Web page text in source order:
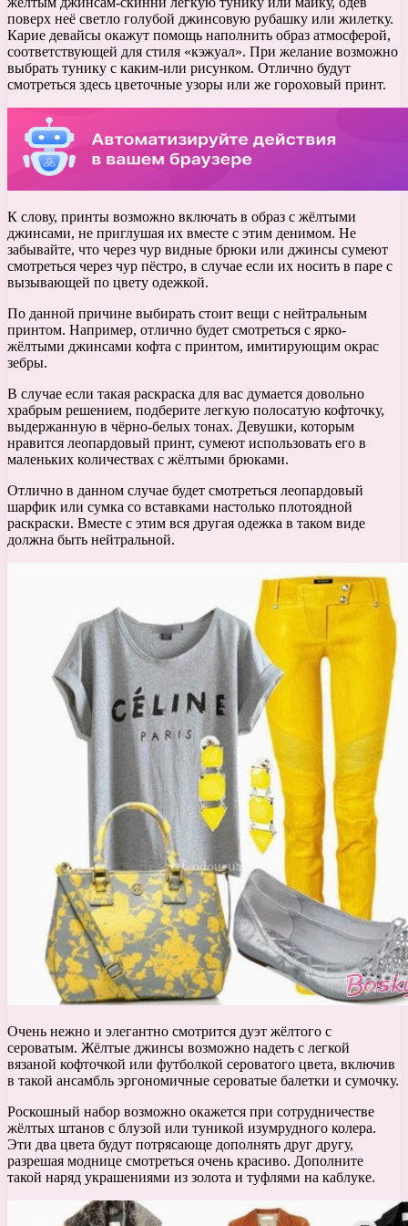
поверх неё светло голубой джинсовую рубашку или жилетку.
Карие девайсы окажут помощь наполнить образ атмосферой,
соответствующей для стиля «кэжуал». При желание возможно
выбрать тунику с каким-или рисунком. Отлично будут
смотреться здесь цветочные узоры или же гороховый принт.
К слову, принты возможно включать в образ с жёлтыми
джинсами, не приглушая их вместе с этим денимом. Не
забывайте, что через чур видные брюки или джинсы сумеют
смотреться через чур пёстро, в случае если их носить в паре с
вызывающей по цвету одежкой.
По данной причине выбирать стоит вещи с нейтральным
принтом. Например, отлично будет смотреться с ярко-
жёлтыми джинсами кофта с принтом, имитирующим окрас
зебры.
В случае если такая раскраска для вас думается довольно
храбрым решением, подберите легкую полосатую кофточку,
выдержанную в чёрно-белых тонах. Девушки, которым
нравится леопардовый принт, сумеют использовать его в
маленьких количествах с жёлтыми брюками.
Отлично в данном случае будет смотреться леопардовый
шарфик или сумка со вставками настолько плотоядной
раскраски. Вместе с этим вся другая одежка в таком виде
должна быть нейтральной.
Очень нежно и элегантно смотрится дуэт жёлтого с
сероватым. Жёлтые джинсы возможно надеть с легкой
вязаной кофточкой или футболкой сероватого цвета, включив
в такой ансамбль эргономичные сероватые балетки и сумочку.
Роскошный набор возможно окажется при сотрудничестве
жёлтых штанов с блузой или туникой изумрудного колера.
Эти два цвета будут потрясающе дополнять друг другу,
разрешая моднице смотреться очень красиво. Дополните
такой наряд украшениями из золота и туфлями на каблуке.